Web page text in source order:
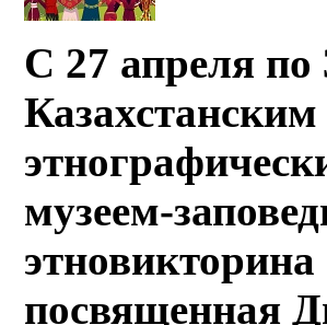
С 27 апреля по
музеем-
посвященная